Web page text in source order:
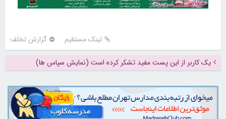
لینک مستقیم گزارش تخلف
یک کاربر از این پست مفید تشکر کرده است (نمایش سپاس ها)